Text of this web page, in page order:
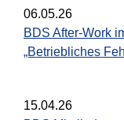
06.05.26
BDS After-Work
„Betriebliches
15.04.26